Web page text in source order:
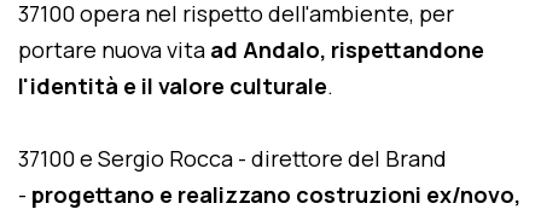
37100 opera nel rispetto dell'ambiente, per
portare nuova vita ad Andalo, rispettandone
l'identità e il valore culturale.
37100 e Sergio Rocca - direttore del Brand
- progettano e realizzano costruzioni ex/novo,